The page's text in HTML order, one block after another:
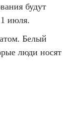
будут
1 июля.
Белый
люди носят